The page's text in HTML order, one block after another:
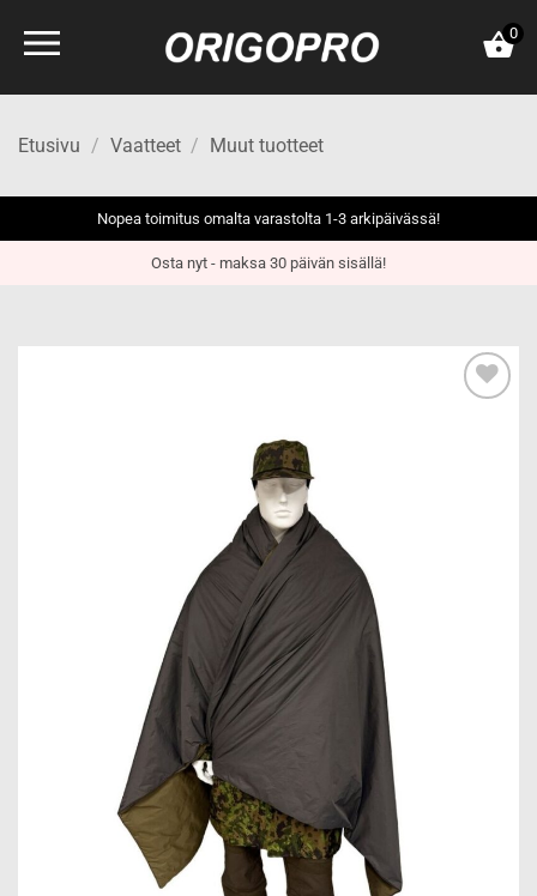
0
Etusivu / Vaatteet / Muut tuotteet
Nopea toimitus omalta varastolta 1-3 arkipäivässä!
Osta nyt - maksa 30 päivän sisällä!